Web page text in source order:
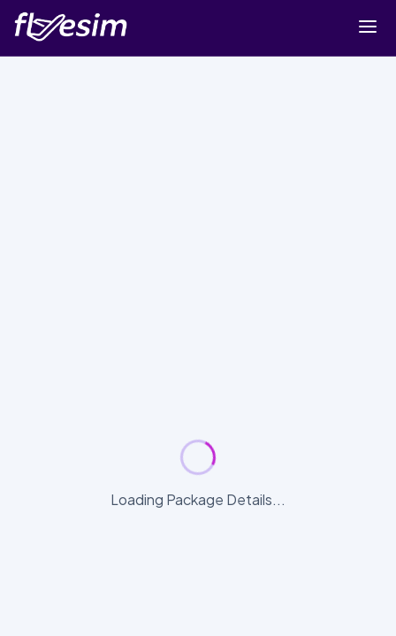
Loading Package Details...